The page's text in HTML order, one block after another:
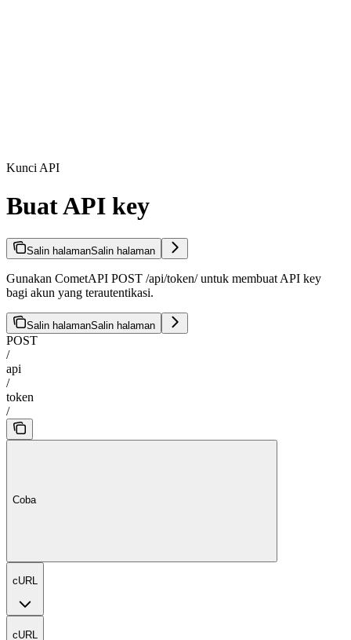
Kunci API
Buat API key
Salin halamanSalin halaman
Gunakan CometAPI POST /api/token/ untuk membuat API key
bagi akun yang terautentikasi.
Salin halamanSalin halaman
POST
/
api
/
token
/
Coba
cURL
cURL